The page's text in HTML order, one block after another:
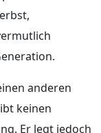
anderen
keinen
Er legt jedoch